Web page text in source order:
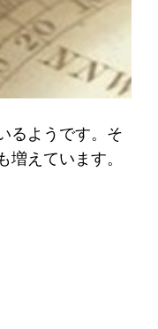
るようです。そ
増えています。